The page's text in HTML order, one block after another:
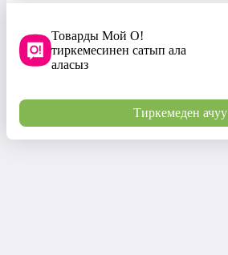
Товарды Мой О!
тиркемесинен сатып ала
аласыз
Тиркемеден ачуу